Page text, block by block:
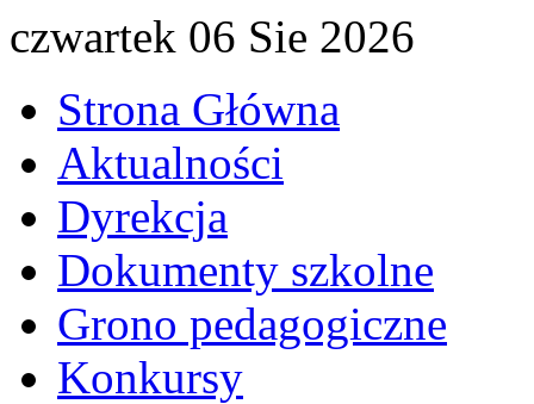
czwartek 06 Sie 2026
Strona Główna
Aktualności
Dyrekcja
Dokumenty szkolne
Grono pedagogiczne
Konkursy